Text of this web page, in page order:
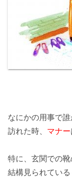
なにかの用事で
訪れた時、 マナー
特に、 玄関での
結構見られている